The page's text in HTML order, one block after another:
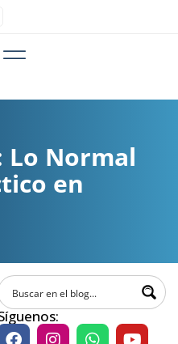
Lo Normal
en